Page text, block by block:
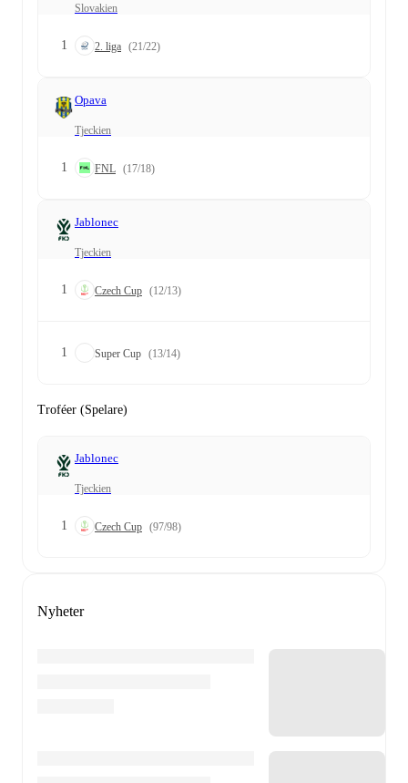
Slovakien
1 2. liga (21/22)
Opava
Tjeckien
1 FNL (17/18)
Jablonec
Tjeckien
1 Czech Cup (12/13)
1 Super Cup (13/14)
Troféer (Spelare)
Jablonec
Tjeckien
1 Czech Cup (97/98)
Nyheter